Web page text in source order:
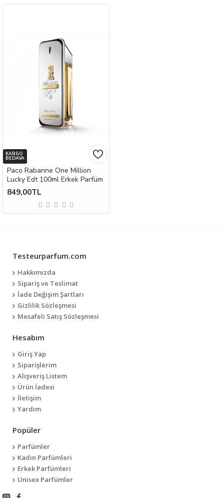
KARGO
BEDAVA
Paco Rabanne One Million
Lucky Edt 100ml Erkek Parfüm
849,00TL
Testeurparfum.com
Hakkımızda
Sipariş ve Teslimat
İade Değişim Şartları
Gizlilik Sözleşmesi
Mesafeli Satış Sözleşmesi
Hesabım
Giriş Yap
Siparişlerim
Alışveriş Listem
Ürün İadesi
İletişim
Yardım
Popüler
Parfümler
Kadın Parfümleri
Erkek Parfümleri
Unisex Parfümler